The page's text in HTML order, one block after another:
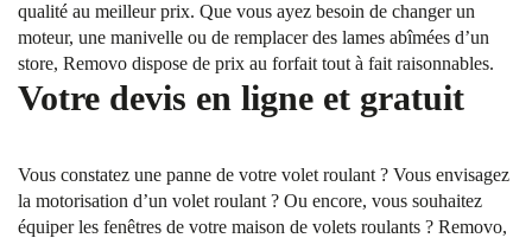
qualité au meilleur prix. Que vous ayez besoin de changer un
moteur, une manivelle ou de remplacer des lames abîmées d’un
store, Removo dispose de prix au forfait tout à fait raisonnables.
Votre devis en ligne et gratuit
Vous constatez une panne de votre volet roulant ? Vous envisagez
la motorisation d’un volet roulant ? Ou encore, vous souhaitez
équiper les fenêtres de votre maison de volets roulants ? Removo,